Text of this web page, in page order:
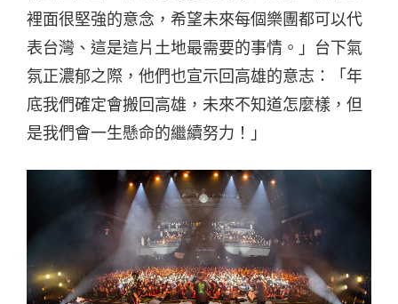
裡面很堅強的意念，希望未來每個樂團都可以代
表台灣、這是這片土地最需要的事情。」台下氣
氛正濃郁之際，他們也宣示回高雄的意志：「年
底我們確定會搬回高雄，未來不知道怎麼樣，但
是我們會一生懸命的繼續努力！」